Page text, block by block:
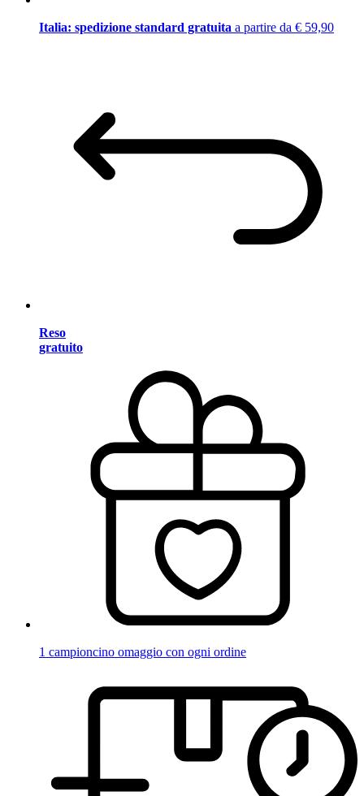
Italia: spedizione standard gratuita a partire da € 59,90
Reso
gratuito
1 campioncino omaggio con ogni ordine